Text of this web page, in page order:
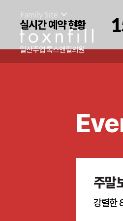
Family Site
일산주엽 톡스앤필의원
실시간 예약 현황
주말
강렬한